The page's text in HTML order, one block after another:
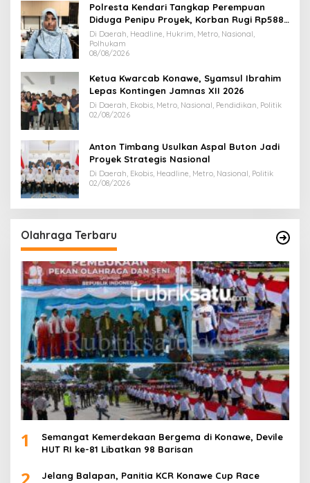
Polresta Kendari Tangkap Perempuan
Diduga Penipu Proyek, Korban Rugi Rp588,1
Juta
Di Daerah, Headline, Hukrim, Metro, Nasional,
Polhukam
08/08/2026
Ketua Kwarcab Konawe, Syamsul Ibrahim
Lepas Kontingen Jamnas XII 2026
Di Daerah, Ekobis, Metro, Nasional, Pendidikan, Politik
02/08/2026
Anton Timbang Usulkan Aspal Buton Jadi
Proyek Strategis Nasional
Di Daerah, Ekobis, Headline, Metro, Nasional, Politik
02/08/2026
Olahraga Terbaru
1
Semangat Kemerdekaan Bergema di Konawe, Devile
HUT RI ke-81 Libatkan 98 Barisan
2
Jelang Balapan, Panitia KCR Konawe Cup Race